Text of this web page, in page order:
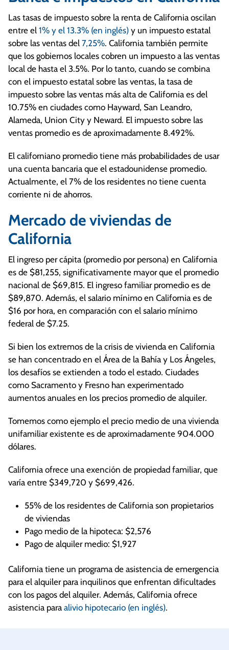
Las tasas de impuesto sobre la renta de California oscilan
entre el 1% y el 13.3% (en inglés) y un impuesto estatal
sobre las ventas del 7,25%. California también permite
que los gobiernos locales cobren un impuesto a las ventas
local de hasta el 3.5%. Por lo tanto, cuando se combina
con el impuesto estatal sobre las ventas, la tasa de
impuesto sobre las ventas más alta de California es del
10.75% en ciudades como Hayward, San Leandro,
Alameda, Union City y Neward. El impuesto sobre las
ventas promedio es de aproximadamente 8.492%.
El californiano promedio tiene más probabilidades de usar
una cuenta bancaria que el estadounidense promedio.
Actualmente, el 7% de los residentes no tiene cuenta
corriente ni de ahorros.
Mercado de viviendas de
California
El ingreso per cápita (promedio por persona) en California
es de $81,255, significativamente mayor que el promedio
nacional de $69,815. El ingreso familiar promedio es de
$89,870. Además, el salario mínimo en California es de
$16 por hora, en comparación con el salario mínimo
federal de $7.25.
Si bien los extremos de la crisis de vivienda en California
se han concentrado en el Área de la Bahía y Los Ángeles,
los desafíos se extienden a todo el estado. Ciudades
como Sacramento y Fresno han experimentado
aumentos anuales en los precios promedio de alquiler.
Tomemos como ejemplo el precio medio de una vivienda
unifamiliar existente es de aproximadamente 904.000
dólares.
California ofrece una exención de propiedad familiar, que
varía entre $349,720 y $699,426.
55% de los residentes de California son propietarios
de viviendas
Pago medio de la hipoteca: $2,576
Pago de alquiler medio: $1,927
California tiene un programa de asistencia de emergencia
para el alquiler para inquilinos que enfrentan dificultades
con los pagos del alquiler. Además, California ofrece
asistencia para alivio hipotecario (en inglés).